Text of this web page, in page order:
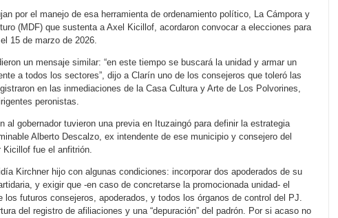
por el manejo de esa herramienta de ordenamiento político, La Cámpora y
(MDF) que sustenta a Axel Kicillof, acordaron convocar a elecciones para
15 de marzo de 2026.
un mensaje similar: “en este tiempo se buscará la unidad y armar un
a todos los sectores”, dijo a Clarín uno de los consejeros que toleró las
en las inmediaciones de la Casa Cultura y Arte de Los Polvorines,
peronistas.
al gobernador tuvieron una previa en Ituzaingó para definir la estrategia
Alberto Descalzo, ex intendente de ese municipio y consejero del
Kicillof fue el anfitrión.
Kirchner hijo con algunas condiciones: incorporar dos apoderados de su
y exigir que -en caso de concretarse la promocionada unidad- el
los futuros consejeros, apoderados, y todos los órganos de control del PJ.
del registro de afiliaciones y una “depuración” del padrón. Por si acaso no